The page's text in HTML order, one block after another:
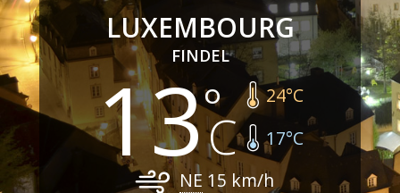
LUXEMBOURG
FINDEL
13 24°C
17°C
NE 15 km/h